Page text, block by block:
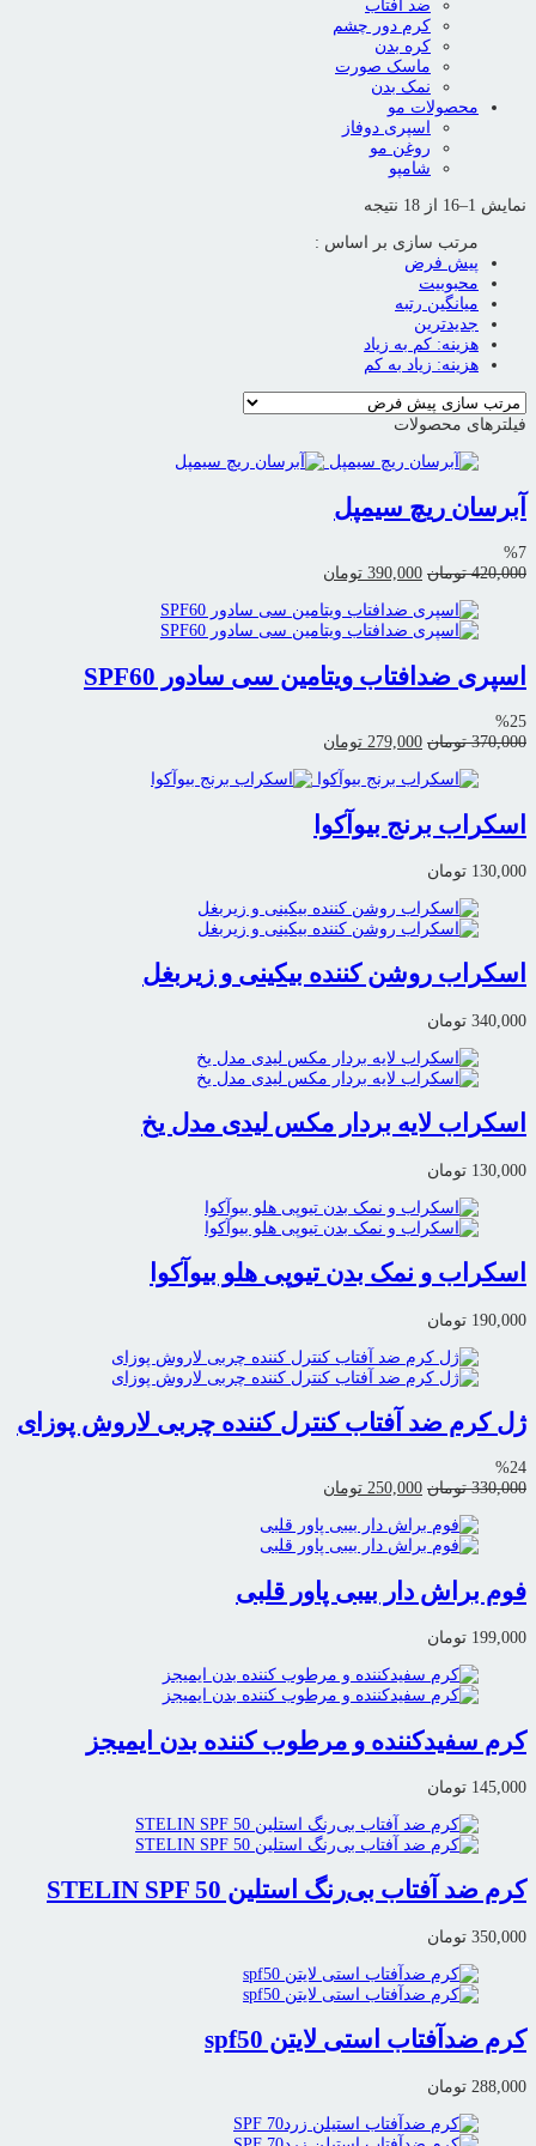
ضد آفتاب
کرم دور چشم
کره بدن
ماسک صورت
نمک بدن
محصولات مو
اسپری دوفاز
روغن مو
شامپو
نمایش 1–16 از 18 نتیجه
مرتب سازی بر اساس :
پیش فرض
محبوبیت
میانگین رتبه
جدیدترین
هزینه: کم به زیاد
هزینه: زیاد به کم
فیلترهای محصولات
آبرسان ریچ سیمپل
%7
420,000 تومان قیمت
420,000 تومان
بود.
390,000 تومان
390,000 تومان.
اسپری ضدافتاب ویتامین سی سادور SPF60
%25
370,000 تومان قیمت
370,000 تومان
279,000 تومان
279,000 تومان.
اسکراب برنج بیوآکوا
130,000 تومان
اسکراب روشن کننده بیکینی و زیربغل
340,000 تومان
اسکراب لایه بردار مکس لیدی مدل یخ
130,000 تومان
اسکراب و نمک بدن تیوپی هلو بیوآکوا
190,000 تومان
ژل کرم ضد آفتاب کنترل کننده چربی لاروش پوزای
%24
330,000 تومان قیمت
330,000 تومان
بود.
250,000 تومان
250,000 تومان.
فوم براش دار بیبی پاور قلبی
199,000 تومان
کرم سفیدکننده و مرطوب کننده بدن ایمیجز
145,000 تومان
کرم ضد آفتاب بی‌رنگ استلین STELIN SPF 50
350,000 تومان
کرم ضدآفتاب استی لایتن spf50
288,000 تومان